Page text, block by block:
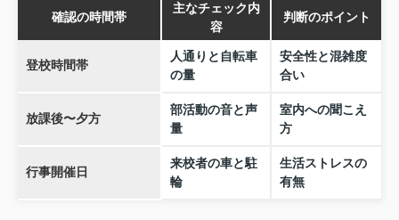
確認の時間帯
主なチェック内
容
判断のポイント
登校時間帯
人通りと自転車
の量
安全性と混雑度
合い
放課後〜夕方
部活動の音と声
量
室内への聞こえ
方
行事開催日
来校者の車と駐
輪
生活ストレスの
有無